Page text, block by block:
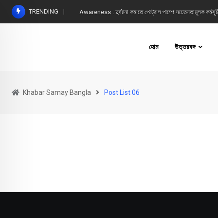
TRENDING Awareness : দুর্ঘটনা কমাতে পেট্রোল পাম্পে সচেতনতামূলক
হোম উত্তরবঙ্গ
Khabar Samay Bangla Post List 06